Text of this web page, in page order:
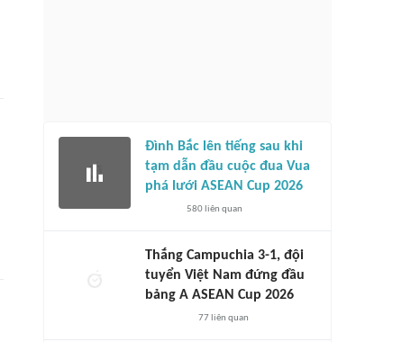
Đình Bắc lên tiếng sau khi
tạm dẫn đầu cuộc đua Vua
phá lưới ASEAN Cup 2026
580liên quan
Thắng Campuchia 3-1, đội
tuyển Việt Nam đứng đầu
bảng A ASEAN Cup 2026
77liên quan